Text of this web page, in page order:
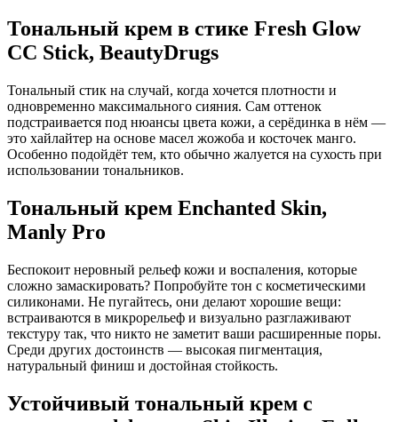
Тональный крем в стике Fresh Glow
CC Stick, BeautyDrugs
Тональный стик на случай, когда хочется плотности и
одновременно максимального сияния. Сам оттенок
подстраивается под нюансы цвета кожи, а серёдинка в нём —
это хайлайтер на основе масел жожоба и косточек манго.
Особенно подойдёт тем, кто обычно жалуется на сухость при
использовании тональников.
Тональный крем Enchanted Skin,
Manly Pro
Беспокоит неровный рельеф кожи и воспаления, которые
сложно замаскировать? Попробуйте тон с косметическими
силиконами. Не пугайтесь, они делают хорошие вещи:
встраиваются в микрорельеф и визуально разглаживают
текстуру так, что никто не заметит ваши расширенные поры.
Среди других достоинств — высокая пигментация,
натуральный финиш и достойная стойкость.
Устойчивый тональный крем с